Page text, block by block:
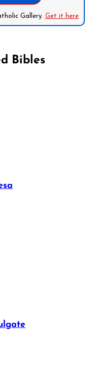
Gallery. Get it here
Bibles